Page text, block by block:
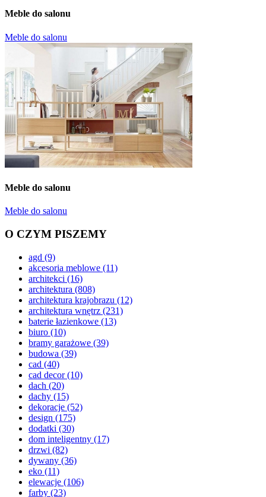
Meble do salonu
Meble do salonu
Meble do salonu
Meble do salonu
O CZYM PISZEMY
agd (9)
akcesoria meblowe (11)
architekci (16)
architektura (808)
architektura krajobrazu (12)
architektura wnętrz (231)
baterie łazienkowe (13)
biuro (10)
bramy garażowe (39)
budowa (39)
cad (40)
cad decor(10)
dach (20)
dachy (15)
dekoracje (52)
design (175)
dodatki (30)
dom inteligentny (17)
drzwi (82)
dywany (36)
eko (11)
elewacje (106)
farby (23)